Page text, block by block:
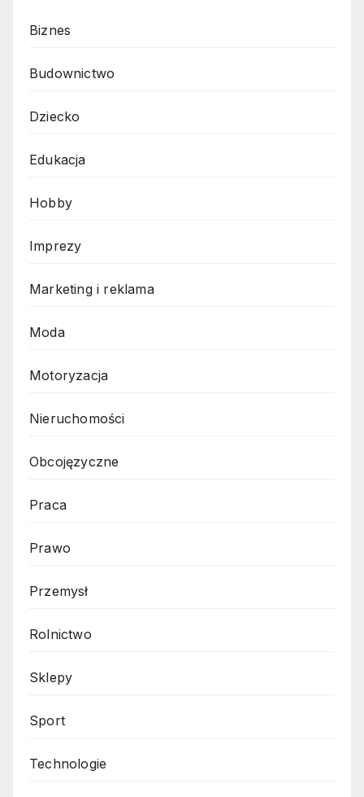
Biznes
Budownictwo
Dziecko
Edukacja
Hobby
Imprezy
Marketing i reklama
Moda
Motoryzacja
Nieruchomości
Obcojęzyczne
Praca
Prawo
Przemysł
Rolnictwo
Sklepy
Sport
Technologie